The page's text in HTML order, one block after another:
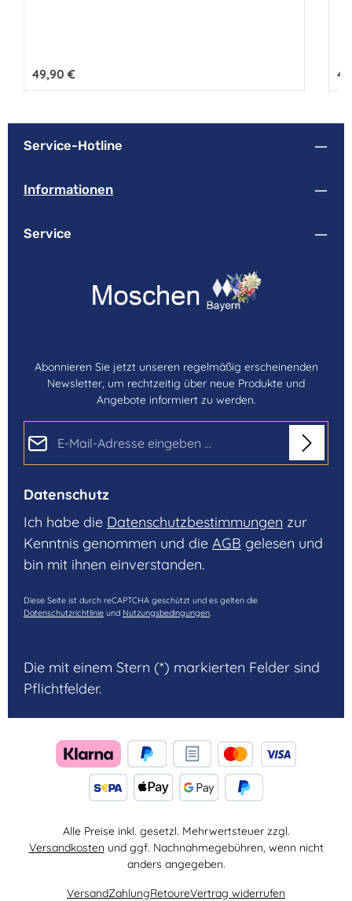
Regulärer Preis:
49,90 €
Service-Hotline
Informationen
Service
Abonnieren Sie jetzt unseren regelmäßig erscheinenden
Newsletter, um rechtzeitig über neue Produkte und
Angebote informiert zu werden.
Datenschutz
Ich habe die Datenschutzbestimmungen zur
Kenntnis genommen und die AGB gelesen und
bin mit ihnen einverstanden.
Diese Seite ist durch reCAPTCHA geschützt und es gelten die
Datenschutzrichtlinie und Nutzungsbedingungen.
Die mit einem Stern (*) markierten Felder sind
Pflichtfelder.
Alle Preise inkl. gesetzl. Mehrwertsteuer zzgl.
Versandkosten und ggf. Nachnahmegebühren, wenn nicht
anders angegeben.
VersandZahlungRetoureVertrag widerrufen